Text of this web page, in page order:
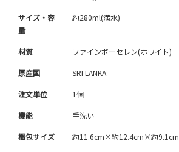
サイズ・容
量
約280ml(満水)
材質 ファインポーセレン(ホワイト)
原産国 SRI LANKA
注文単位 1個
機能 手洗い
梱包サイズ 約11.6cm×約12.4cm×約9.1cm